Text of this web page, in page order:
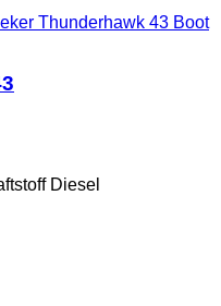
Thunderhawk 43 Boot
Diesel